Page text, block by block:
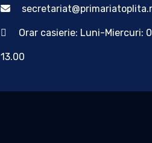
Orar casierie: Luni-Miercuri:
13.00